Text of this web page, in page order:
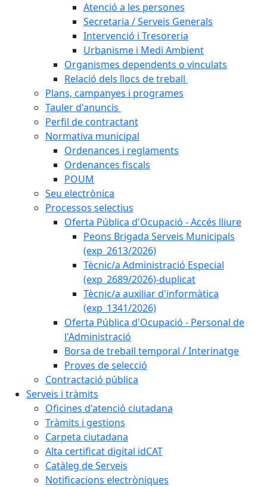
Atenció a les persones
Secretaria / Serveis Generals
Intervenció i Tresoreria
Urbanisme i Medi Ambient
Organismes dependents o vinculats
Relació dels llocs de treball
Plans, campanyes i programes
Tauler d'anuncis
Perfil de contractant
Normativa municipal
Ordenances i reglaments
Ordenances fiscals
POUM
Seu electrònica
Processos selectius
Oferta Pública d'Ocupació - Accés lliure
Peons Brigada Serveis Municipals
(exp_2613/2026)
Tècnic/a Administració Especial
(exp_2689/2026)-duplicat
Tècnic/a auxiliar d'informàtica
(exp_1341/2026)
Oferta Pública d'Ocupació - Personal de
l'Administració
Borsa de treball temporal / Interinatge
Proves de selecció
Contractació pública
Serveis i tràmits
Oficines d'atenció ciutadana
Tràmits i gestions
Carpeta ciutadana
Alta certificat digital idCAT
Catàleg de Serveis
Notificacions electròniques